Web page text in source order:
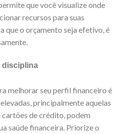
que você visualize onde
recursos para suas
que o orçamento seja efetivo, é
disciplina
melhorar seu perfil financeiro é
principalmente aquelas
de crédito, podem
saúde financeira. Priorize o